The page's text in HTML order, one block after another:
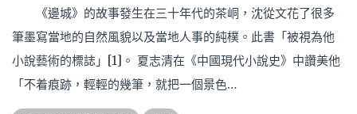
《邊城》的故事發生在三十年代的茶峒，沈從文花了很多
筆墨寫當地的自然風貌以及當地人事的純樸。此書「被視為他
小說藝術的標誌」[1]。 夏志清在《中國現代小說史》中讚美他
「不着痕跡，輕輕的幾筆，就把一個景色…